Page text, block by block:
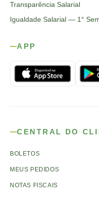
Transparência Salarial
Igualdade Salarial — 1°
APP
CENTRAL DO
BOLETOS
MEUS PEDIDOS
NOTAS FISCAIS